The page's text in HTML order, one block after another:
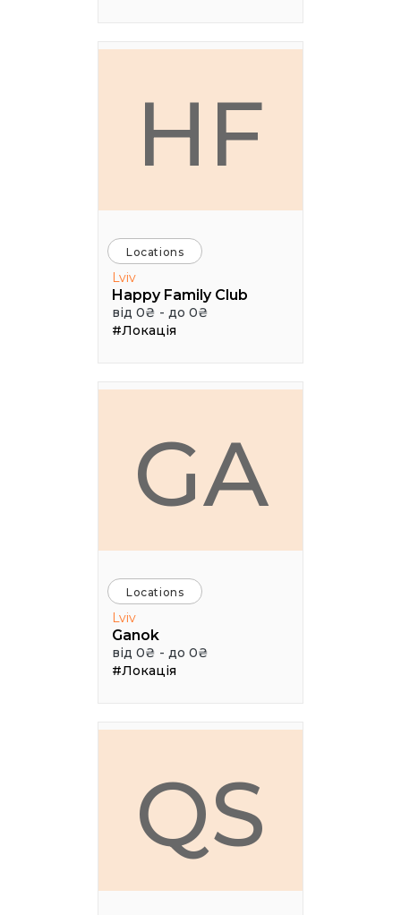
HF
Locations
Lviv
Happy Family Club
від 0₴ - до 0₴
#Локація
GA
Locations
Lviv
Ganok
від 0₴ - до 0₴
#Локація
QS